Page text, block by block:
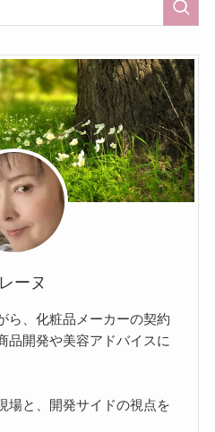
ーヌ
ら、化粧品メーカーの契約
品開発や美容アドバイスに
場と、開発サイドの視点を